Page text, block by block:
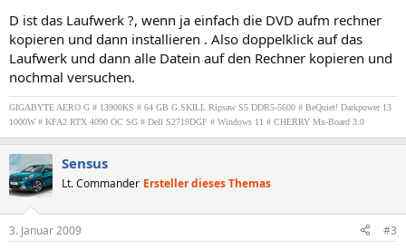
D ist das Laufwerk ?, wenn ja einfach die DVD aufm rechner
kopieren und dann installieren . Also doppelklick auf das
Laufwerk und dann alle Datein auf den Rechner kopieren und
nochmal versuchen.
GIGABYTE AERO G # 13900KS # 64 GB G.SKILL Ripsaw S5 DDR5-5600 # BeQuiet! Darkpower 13
1000W # KFA2 RTX 4090 OC SG # Dell S2719DGF # Windows 11 # CHERRY Mx-Board 3.0
Sensus
Lt. Commander Ersteller dieses Themas
3. Januar 2009 #3